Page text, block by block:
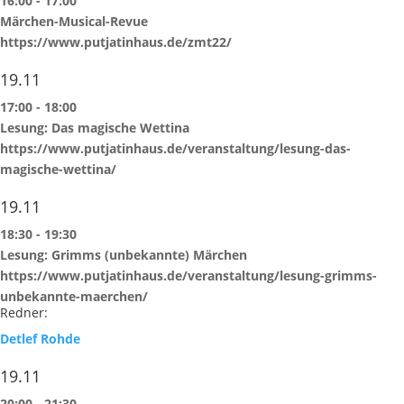
Märchen-Musical-Revue
https://www.putjatinhaus.de/zmt22/
19.11
17:00 - 18:00
Lesung: Das magische Wettina
https://www.putjatinhaus.de/veranstaltung/lesung-das-
magische-wettina/
19.11
18:30 - 19:30
Lesung: Grimms (unbekannte) Märchen
https://www.putjatinhaus.de/veranstaltung/lesung-grimms-
unbekannte-maerchen/
Redner:
Detlef Rohde
19.11